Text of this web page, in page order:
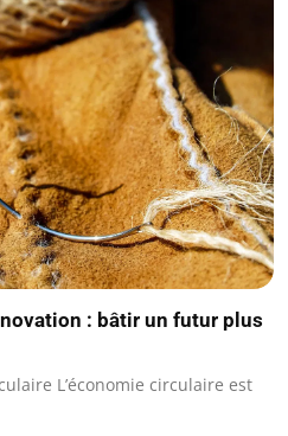
: bâtir un futur plus
L’économie circulaire est